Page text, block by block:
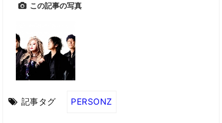
この記事の写真
記事タグ PERSONZ